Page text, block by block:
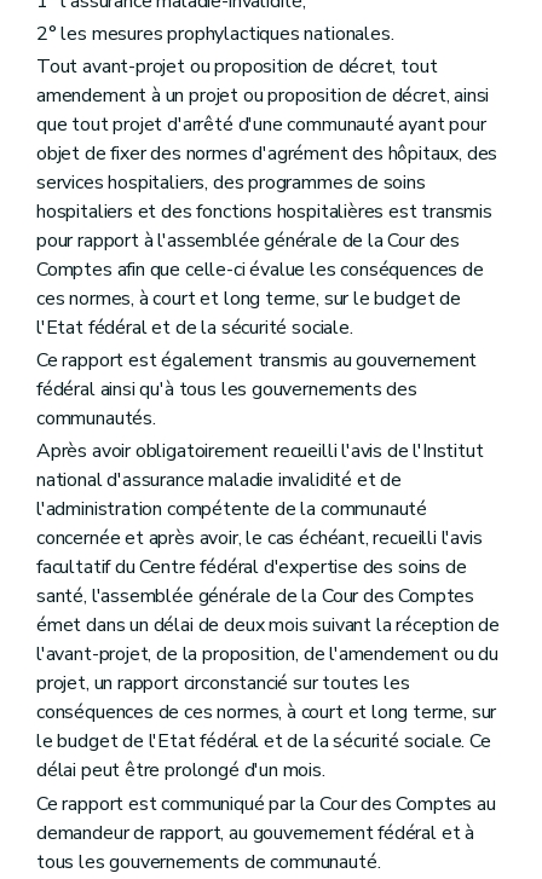
2° les mesures prophylactiques nationales.
Tout avant-projet ou proposition de décret, tout
amendement à un projet ou proposition de décret, ainsi
que tout projet d'arrêté d'une communauté ayant pour
objet de fixer des normes d'agrément des hôpitaux, des
services hospitaliers, des programmes de soins
hospitaliers et des fonctions hospitalières est transmis
pour rapport à l'assemblée générale de la Cour des
Comptes afin que celle-ci évalue les conséquences de
ces normes, à court et long terme, sur le budget de
l'Etat fédéral et de la sécurité sociale.
Ce rapport est également transmis au gouvernement
fédéral ainsi qu'à tous les gouvernements des
communautés.
Après avoir obligatoirement recueilli l'avis de l'Institut
national d'assurance maladie invalidité et de
l'administration compétente de la communauté
concernée et après avoir, le cas échéant, recueilli l'avis
facultatif du Centre fédéral d'expertise des soins de
santé, l'assemblée générale de la Cour des Comptes
émet dans un délai de deux mois suivant la réception de
l'avant-projet, de la proposition, de l'amendement ou du
projet, un rapport circonstancié sur toutes les
conséquences de ces normes, à court et long terme, sur
le budget de l'Etat fédéral et de la sécurité sociale. Ce
délai peut être prolongé d'un mois.
Ce rapport est communiqué par la Cour des Comptes au
demandeur de rapport, au gouvernement fédéral et à
tous les gouvernements de communauté.